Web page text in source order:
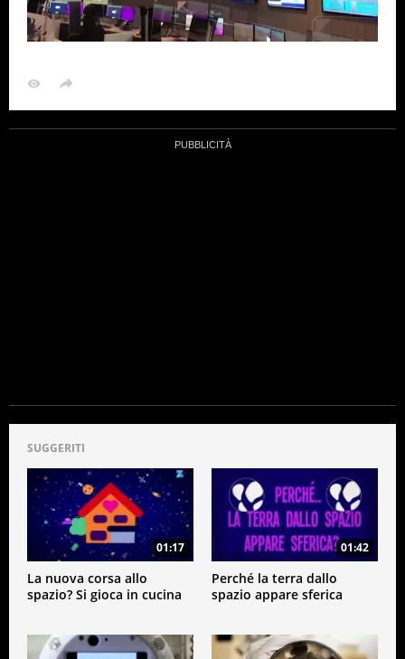
SUGGERITI
01:17
La nuova corsa allo
spazio? Si gioca in cucina
01:42
Perché la terra dallo
spazio appare sferica